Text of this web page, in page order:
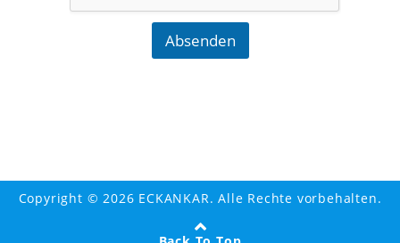
Absenden
Copyright © 2026 ECKANKAR. Alle Rechte vorbehalten.